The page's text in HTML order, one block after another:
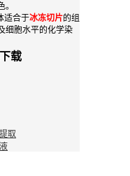
适合于冰冻切片的组
细胞水平的化学染
载
取